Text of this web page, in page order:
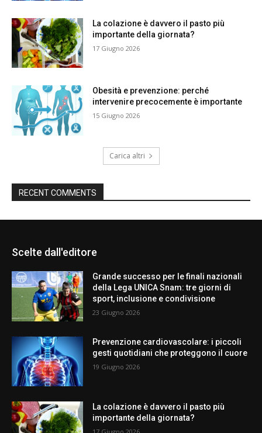
La colazione è davvero il pasto più
importante della giornata?
17 Giugno 2026
Obesità e prevenzione: perché
intervenire precocemente è importante
15 Giugno 2026
Carica altri
RECENT COMMENTS
Scelte dall'editore
Grande successo per le finali nazionali
della Lega UNICA Snam: tre giorni di
sport, inclusione e condivisione
23 Giugno 2026
Prevenzione cardiovascolare: i piccoli
gesti quotidiani che proteggono il cuore
19 Giugno 2026
La colazione è davvero il pasto più
importante della giornata?